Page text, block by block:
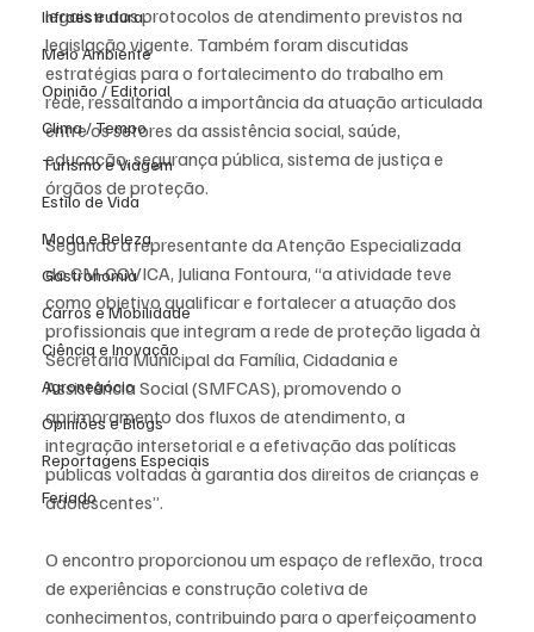
Infraestrutura
Meio Ambiente
Opinião / Editorial
Clima / Tempo
Turismo e Viagem
Estilo de Vida
Moda e Beleza
Gastronomia
Carros e Mobilidade
Ciência e Inovação
Agronegócio
Opiniões e Blogs
Reportagens Especiais
Feriado
legais e dos protocolos de atendimento previstos na
legislação vigente. Também foram discutidas
estratégias para o fortalecimento do trabalho em
rede, ressaltando a importância da atuação articulada
entre os setores da assistência social, saúde,
educação, segurança pública, sistema de justiça e
órgãos de proteção.
Segundo a representante da Atenção Especializada
do CM-COVICA, Juliana Fontoura, “a atividade teve
como objetivo qualificar e fortalecer a atuação dos
profissionais que integram a rede de proteção ligada à
Secretaria Municipal da Família, Cidadania e
Assistência Social (SMFCAS), promovendo o
aprimoramento dos fluxos de atendimento, a
integração intersetorial e a efetivação das políticas
públicas voltadas à garantia dos direitos de crianças e
adolescentes”.
O encontro proporcionou um espaço de reflexão, troca
de experiências e construção coletiva de
conhecimentos, contribuindo para o aperfeiçoamento